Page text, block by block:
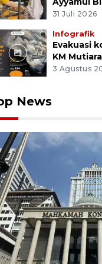
31 Juli 2026
Infografik
Evakuasi
KM
3 Agustus
News